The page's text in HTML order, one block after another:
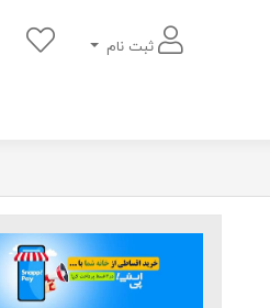
ثبت نام